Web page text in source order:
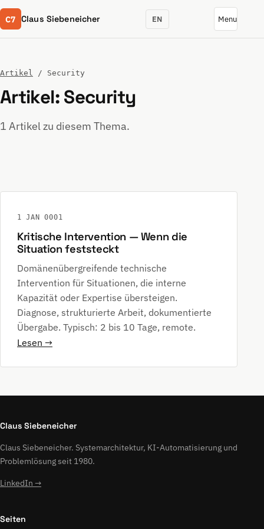
C7 Claus Siebeneicher EN Menu
Artikel / Security
Artikel: Security
1 Artikel zu diesem Thema.
1 JAN 0001
Kritische Intervention — Wenn die
Situation feststeckt
Domänenübergreifende technische
Intervention für Situationen, die interne
Kapazität oder Expertise übersteigen.
Diagnose, strukturierte Arbeit, dokumentierte
Übergabe. Typisch: 2 bis 10 Tage, remote.
Lesen →
Claus Siebeneicher
Claus Siebeneicher. Systemarchitektur, KI-Automatisierung und
Problemlösung seit 1980.
LinkedIn →
Seiten